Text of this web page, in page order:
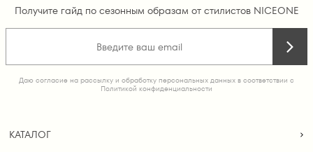
Получите гайд по сезонным образам от стилистов NICEONE
Даю согласие на рассылку и обработку персональных данных в соответствии с
Политикой конфиденциальности
КАТАЛОГ